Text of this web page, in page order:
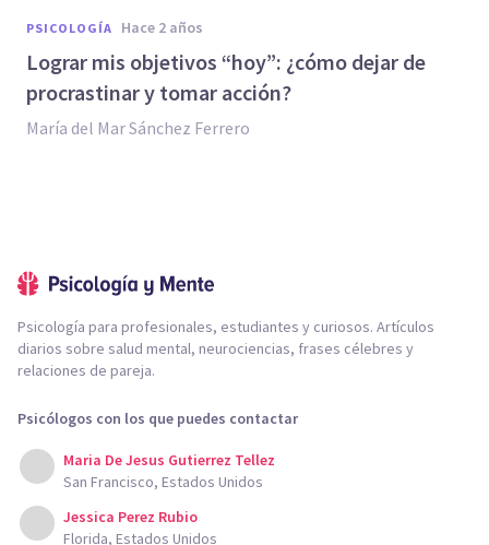
PSICOLOGÍA hace 2 años
Lograr mis objetivos “hoy”: ¿cómo dejar de
procrastinar y tomar acción?
María del Mar Sánchez Ferrero
Psicología para profesionales, estudiantes y curiosos. Artículos
diarios sobre salud mental, neurociencias, frases célebres y
relaciones de pareja.
Psicólogos con los que puedes contactar
Maria De Jesus Gutierrez Tellez
San Francisco, Estados Unidos
Jessica Perez Rubio
Florida, Estados Unidos